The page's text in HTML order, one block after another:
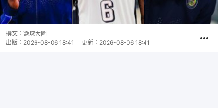
撰文： 籃球大圖
出版： 2026-08-06 18:41 更新： 2026-08-06 18:41